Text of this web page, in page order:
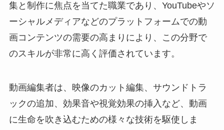
集と制作に焦点を当てた職業であり、YouTubeやソ
ーシャルメディアなどのプラットフォームでの動
画コンテンツの需要の高まりにより、この分野で
のスキルが非常に高く評価されています。
動画編集者は、映像のカット編集、サウンドトラ
ックの追加、効果音や視覚効果の挿入など、動画
に生命を吹き込むための様々な技術を駆使しま